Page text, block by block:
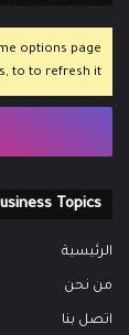
options page
to to refresh it.
Topics
الرئيسية
من نحن
اتصل بنا